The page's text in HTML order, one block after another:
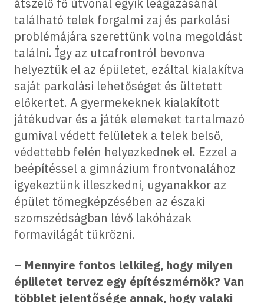
átszelő fő útvonal egyik leágazásánál
található telek forgalmi zaj és parkolási
problémájára szerettünk volna megoldást
találni. Így az utcafrontról bevonva
helyeztük el az épületet, ezáltal kialakítva
saját parkolási lehetőséget és ültetett
előkertet. A gyermekeknek kialakított
játékudvar és a játék elemeket tartalmazó
gumival védett felületek a telek belső,
védettebb felén helyezkednek el. Ezzel a
beépítéssel a gimnázium frontvonalához
igyekeztünk illeszkedni, ugyanakkor az
épület tömegképzésében az északi
szomszédságban lévő lakóházak
formavilágát tükrözni.
– Mennyire fontos lelkileg, hogy milyen
épületet tervez egy építészmérnök? Van
többlet jelentősége annak, hogy valaki